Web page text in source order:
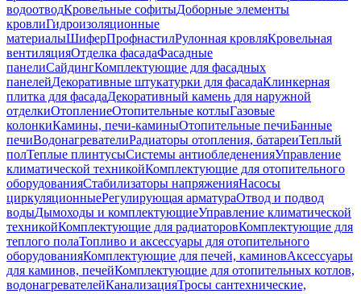
водоотводКровельные софитыДоборные элементы
кровлиГидроизоляционные
материалыШиферПрофнастилРулонная кровляКровельная
вентиляцияОтделка фасадаФасадные
панелиСайдингКомплектующие для фасадных
панелейДекоративные штукатурки для фасадаКлинкерная
плитка для фасадаДекоративный камень для наружной
отделкиОтоплениеОтопительные котлыГазовые
колонкиКамины, печи-каминыОтопительные печиБанные
печиВодонагревателиРадиаторы отопления, батареиТеплый
полТеплые плинтусыСистемы антиобледененияУправление
климатической техникойКомплектующие для отопительного
оборудованияСтабилизаторы напряженияНасосы
циркуляционныеРегулирующая арматураОтвод и подвод
водыДымоходы и комплектующиеУправление климатической
техникойКомплектующие для радиаторовКомплектующие для
теплого полаТопливо и аксессуары для отопительного
оборудованияКомплектующие для печей, каминовАксессуары
для каминов, печейКомплектующие для отопительных котлов,
водонагревателейКанализацияТросы сантехнические,